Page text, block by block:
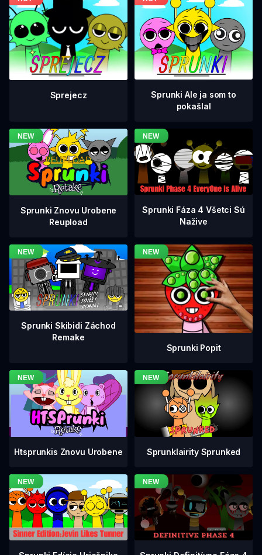
Sprejecz
Sprunki Ale ja som to
pokašlal
Sprunki Znovu Urobene
Reupload
Sprunki Fáza 4 Všetci Sú
Nažive
Sprunki Skibidi Záchod
Remake
Sprunki Popit
Htsprunkis Znovu Urobene Sprunklairity Sprunked